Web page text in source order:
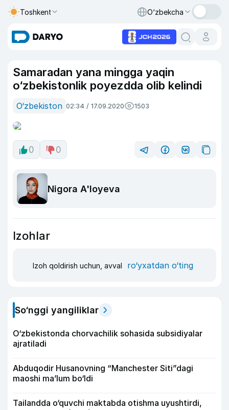
Toshkent O‘zbekcha
Samaradan yana mingga yaqin
o‘zbekistonlik poyezdda olib kelindi
O‘zbekiston 02:34 / 17.09.2020 1503
0 0
Nigora A'loyeva
Izohlar
Izoh qoldirish uchun, avval ro‘yxatdan o‘ting
So‘nggi yangiliklar
O‘zbekistonda chorvachilik sohasida subsidiyalar
ajratiladi
Abduqodir Husanovning “Manchester Siti”dagi
maoshi ma’lum bo‘ldi
Tailandda o‘quvchi maktabda otishma uyushtirdi,